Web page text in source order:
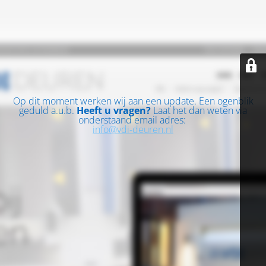
Op dit moment werken wij aan een update. Een ogenblik
geduld a.u.b. Heeft u vragen? Laat het dan weten via
onderstaand email adres:
info@vdi-deuren.nl